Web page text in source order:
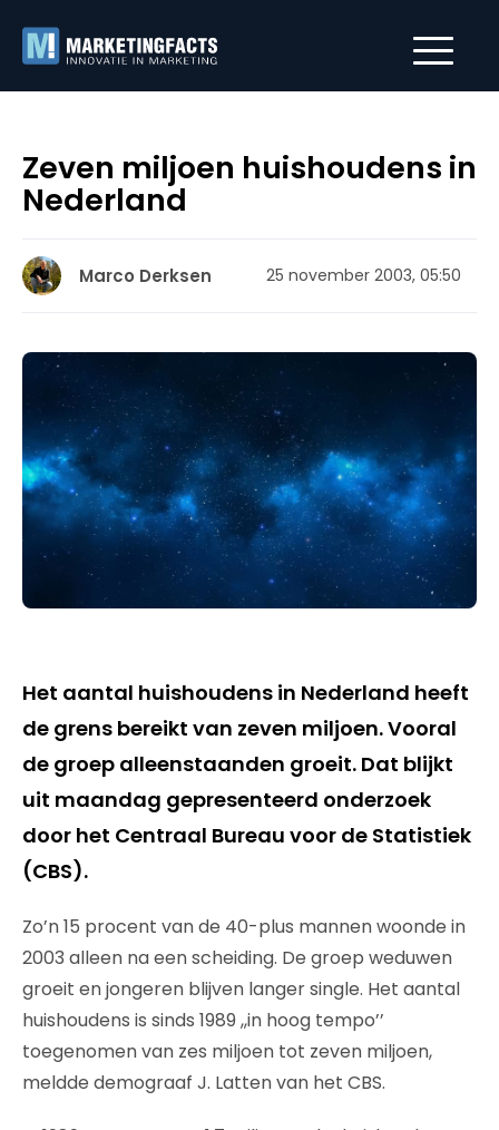
Zeven miljoen huishoudens in
Nederland
Marco Derksen 25 november 2003, 05:50
Het aantal huishoudens in Nederland heeft
de grens bereikt van zeven miljoen. Vooral
de groep alleenstaanden groeit. Dat blijkt
uit maandag gepresenteerd onderzoek
door het Centraal Bureau voor de Statistiek
(CBS).
Zo’n 15 procent van de 40-plus mannen woonde in
2003 alleen na een scheiding. De groep weduwen
groeit en jongeren blijven langer single. Het aantal
huishoudens is sinds 1989 ,,in hoog tempo’’
toegenomen van zes miljoen tot zeven miljoen,
meldde demograaf J. Latten van het CBS.